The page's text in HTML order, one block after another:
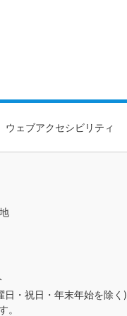
ウェブアクセシビリティ
日・祝日・年末年始を除く)
。